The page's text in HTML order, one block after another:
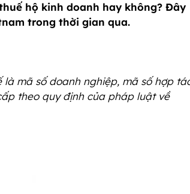
hộ kinh doanh hay không? Đây
trong thời gian qua.
là mã số doanh nghiệp, mã số hợp
theo quy định của pháp luật về